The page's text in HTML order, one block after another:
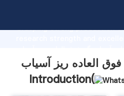
Grasping strong production
value and bring values to all
العاده ریز آسیاب
Introduction(